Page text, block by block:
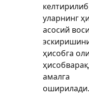
уларнинг
асосий
ҳисобга
амалга
оширилади.